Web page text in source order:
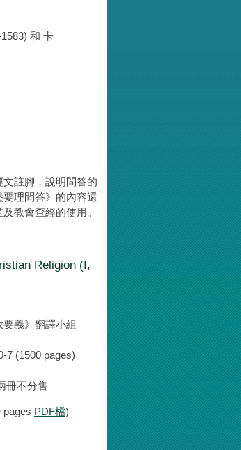
和 卡
文註腳，說明問答的
理問答》的內容還
教會查經的使用。
Religion (I,
義》翻譯小組
7 (1500 pages)
冊不分售
pages PDF檔)